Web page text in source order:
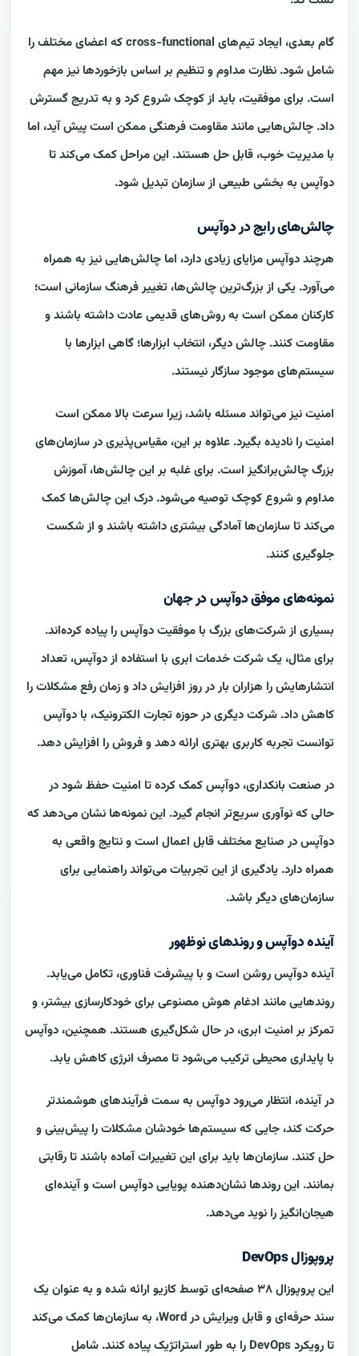
گام بعدی، ایجاد تیم‌های cross-functional که اعضای مختلف را
شامل شود. نظارت مداوم و تنظیم بر اساس بازخوردها نیز مهم
است. برای موفقیت، باید از کوچک شروع کرد و به تدریج گسترش
داد. چالش‌هایی مانند مقاومت فرهنگی ممکن است پیش آید، اما
با مدیریت خوب، قابل حل هستند. این مراحل کمک می‌کند تا
دوآپس به بخشی طبیعی از سازمان تبدیل شود.
چالش‌های رایج در دوآپس
هرچند دوآپس مزایای زیادی دارد، اما چالش‌هایی نیز به همراه
می‌آورد. یکی از بزرگ‌ترین چالش‌ها، تغییر فرهنگ سازمانی است؛
کارکنان ممکن است به روش‌های قدیمی عادت داشته باشند و
مقاومت کنند. چالش دیگر، انتخاب ابزارها؛ گاهی ابزارها با
سیستم‌های موجود سازگار نیستند.
امنیت نیز می‌تواند مسئله باشد، زیرا سرعت بالا ممکن است
امنیت را نادیده بگیرد. علاوه بر این، مقیاس‌پذیری در سازمان‌های
بزرگ چالش‌برانگیز است. برای غلبه بر این چالش‌ها، آموزش
مداوم و شروع کوچک توصیه می‌شود. درک این چالش‌ها کمک
می‌کند تا سازمان‌ها آمادگی بیشتری داشته باشند و از شکست
جلوگیری کنند.
نمونه‌های موفق دوآپس در جهان
بسیاری از شرکت‌های بزرگ با موفقیت دوآپس را پیاده کرده‌اند.
برای مثال، یک شرکت خدمات ابری با استفاده از دوآپس، تعداد
انتشارهایش را هزاران بار در روز افزایش داد و زمان رفع مشکلات را
کاهش داد. شرکت دیگری در حوزه تجارت الکترونیک، با دوآپس
توانست تجربه کاربری بهتری ارائه دهد و فروش را افزایش دهد.
در صنعت بانکداری، دوآپس کمک کرده تا امنیت حفظ شود در
حالی که نوآوری سریع‌تر انجام گیرد. این نمونه‌ها نشان می‌دهد که
دوآپس در صنایع مختلف قابل اعمال است و نتایج واقعی به
همراه دارد. یادگیری از این تجربیات می‌تواند راهنمایی برای
سازمان‌های دیگر باشد.
آینده دوآپس و روندهای نوظهور
آینده دوآپس روشن است و با پیشرفت فناوری، تکامل می‌یابد.
روندهایی مانند ادغام هوش مصنوعی برای خودکارسازی بیشتر، و
تمرکز بر امنیت ابری، در حال شکل‌گیری هستند. همچنین، دوآپس
با پایداری محیطی ترکیب می‌شود تا مصرف انرژی کاهش یابد.
در آینده، انتظار می‌رود دوآپس به سمت فرآیندهای هوشمندتر
حرکت کند، جایی که سیستم‌ها خودشان مشکلات را پیش‌بینی و
حل کنند. سازمان‌ها باید برای این تغییرات آماده باشند تا رقابتی
بمانند. این روندها نشان‌دهنده پویایی دوآپس است و آینده‌ای
هیجان‌انگیز را نوید می‌دهد.
پروپوزال DevOps
این پروپوزال ۳۸ صفحه‌ای توسط کازیو ارائه شده و به عنوان یک
سند حرفه‌ای و قابل ویرایش در Word، به سازمان‌ها کمک می‌کند
تا رویکرد DevOps را به طور استراتژیک پیاده کنند. شامل